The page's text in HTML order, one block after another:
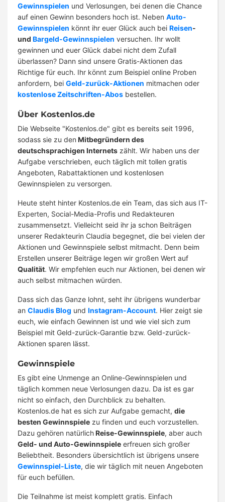
Gewinnspielen und Verlosungen, bei denen die Chance
auf einen Gewinn besonders hoch ist. Neben Auto-
Gewinnspielen könnt ihr euer Glück auch bei Reisen-
und Bargeld-Gewinnspielen versuchen. Ihr wollt
gewinnen und euer Glück dabei nicht dem Zufall
überlassen? Dann sind unsere Gratis-Aktionen das
Richtige für euch. Ihr könnt zum Beispiel online Proben
anfordern, bei Geld-zurück-Aktionen mitmachen oder
kostenlose Zeitschriften-Abos bestellen.
Über Kostenlos.de
Die Webseite "Kostenlos.de" gibt es bereits seit 1996,
sodass sie zu den Mitbegründern des
deutschsprachigen Internets zählt. Wir haben uns der
Aufgabe verschrieben, euch täglich mit tollen gratis
Angeboten, Rabattaktionen und kostenlosen
Gewinnspielen zu versorgen.
Heute steht hinter Kostenlos.de ein Team, das sich aus IT-
Experten, Social-Media-Profis und Redakteuren
zusammensetzt. Vielleicht seid ihr ja schon Beiträgen
unserer Redakteurin Claudia begegnet, die bei vielen der
Aktionen und Gewinnspiele selbst mitmacht. Denn beim
Erstellen unserer Beiträge legen wir großen Wert auf
Qualität. Wir empfehlen euch nur Aktionen, bei denen wir
auch selbst mitmachen würden.
Dass sich das Ganze lohnt, seht ihr übrigens wunderbar
an Claudis Blog und Instagram-Account. Hier zeigt sie
euch, wie einfach Gewinnen ist und wie viel sich zum
Beispiel mit Geld-zurück-Garantie bzw. Geld-zurück-
Aktionen sparen lässt.
Gewinnspiele
Es gibt eine Unmenge an Online-Gewinnspielen und
täglich kommen neue Verlosungen dazu. Da ist es gar
nicht so einfach, den Durchblick zu behalten.
Kostenlos.de hat es sich zur Aufgabe gemacht, die
besten Gewinnspiele zu finden und euch vorzustellen.
Dazu gehören natürlichReise-Gewinnspiele, aber auch
Geld- und Auto-Gewinnspiele erfreuen sich großer
Beliebtheit. Besonders übersichtlich ist übrigens unsere
Gewinnspiel-Liste, die wir täglich mit neuen Angeboten
für euch befüllen.
Die Teilnahme ist meist komplett gratis. Einfach